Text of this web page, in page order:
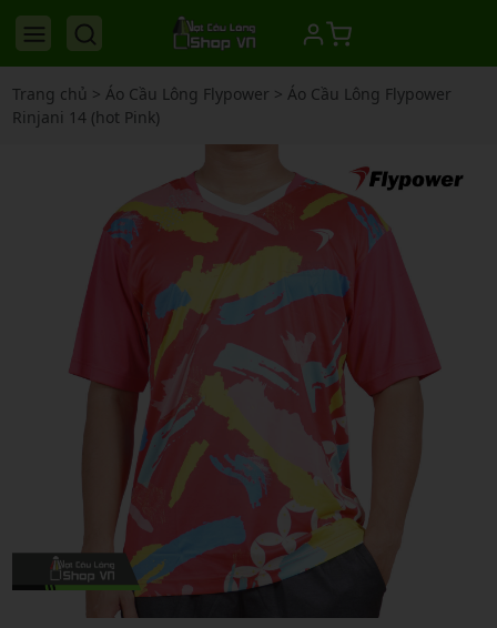
Trang chủ > Áo Cầu Lông Flypower > Áo Cầu Lông Flypower
Rinjani 14 (hot Pink)